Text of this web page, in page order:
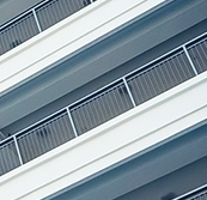
/
藝術涵養
健康生活
科學能力
佳作
自學
獎學